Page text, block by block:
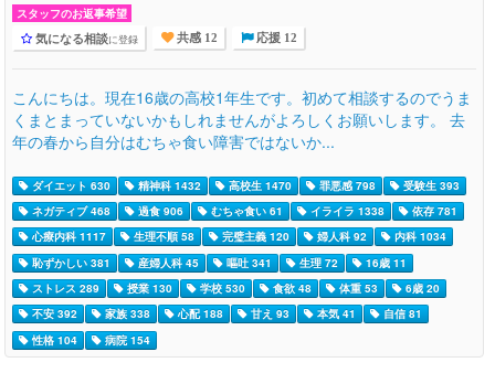
スタッフのお返事希望
気になる相談に登録 共感 12 応援 12
こんにちは。現在16歳の高校1年生です。初めて相談するのでうま
くまとまっていないかもしれませんがよろしくお願いします。 去
年の春から自分はむちゃ食い障害ではないか...
ダイエット 630 精神科 1432 高校生 1470 罪悪感 798
受験生 393
ネガティブ 468
過食 906 むちゃ食い 61 イライラ 1338
依存 781
心療内科 1117
生理不順 58 完璧主義 120 婦人科 92
内科 1034
恥ずかしい 381
産婦人科 45 嘔吐 341 生理 72
16歳 11
ストレス 289
授業 130 学校 530 食欲 48 体重 53
6歳 20
不安 392
家族 338 心配 188 甘え 93 本気 41
自信 81
性格 104
病院 154